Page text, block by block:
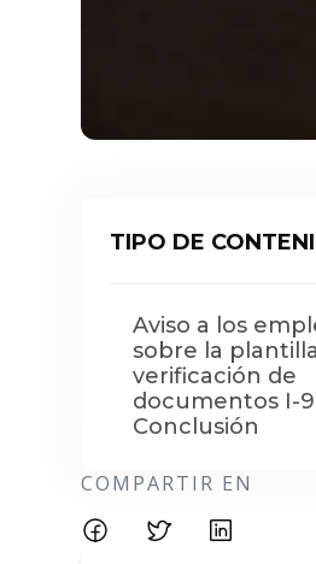
TIPO DE
Aviso a los
sobre la
verificación de
documentos I-9
Conclusión
COMPARTIR EN